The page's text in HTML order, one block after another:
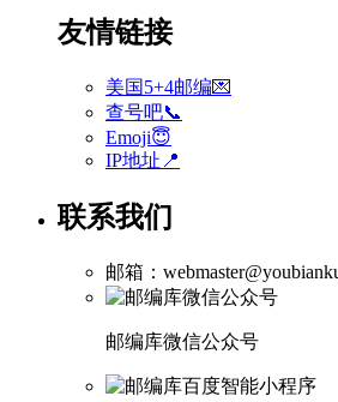
友情链接
美国5+4邮编💌
查号吧📞
Emoji😇
IP地址📍
联系我们
邮箱：
邮编库微信公众号